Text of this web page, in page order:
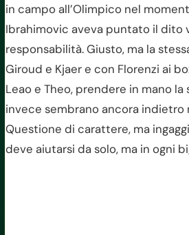
in campo all’Olimpico nel
Ibrahimovic aveva puntato il dito
responsabilità. Giusto, ma la
Giroud e Kjaer e con Florenzi ai
Leao e Theo, prendere in mano
invece sembrano ancora indietro
Questione di carattere, ma
deve aiutarsi da solo, ma in ogni